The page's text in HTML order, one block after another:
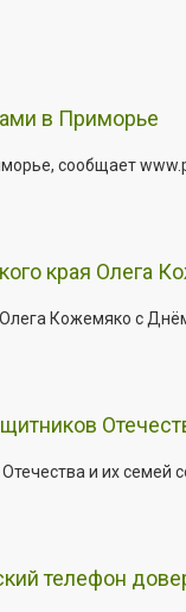
в Приморье
сообщает
края Олега
Кожемяко с
и их семей
телефон